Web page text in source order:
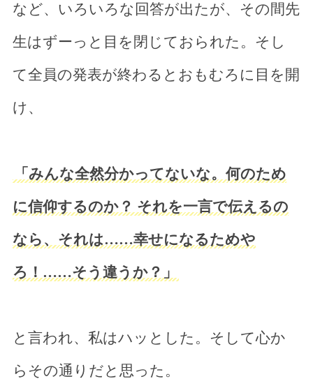
など、いろいろな回答が出たが、その間先
生はずーっと目を閉じておられた。そし
て全員の発表が終わるとおもむろに目を開
け、
「みんな全然分かってないな。何のため
に信仰するのか？ それを一言で伝えるの
なら、それは……幸せになるためや
ろ！……そう違うか？」
と言われ、私はハッとした。そして心か
らその通りだと思った。